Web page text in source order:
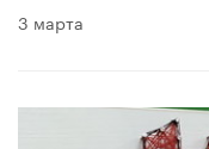
3 марта